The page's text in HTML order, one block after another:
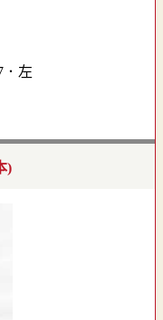
．左
)